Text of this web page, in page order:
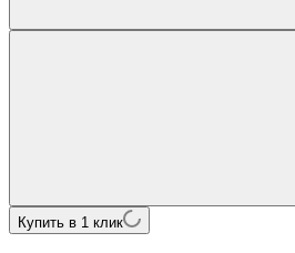
Купить в 1 клик